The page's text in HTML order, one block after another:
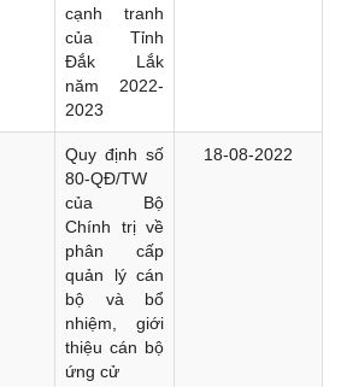
cạnh tranh
của Tỉnh
Đắk Lắk
năm 2022-
2023
Quy định số
80-QĐ/TW
của Bộ
Chính trị về
phân cấp
quản lý cán
bộ và bổ
nhiệm, giới
thiệu cán bộ
ứng cử
18-08-2022